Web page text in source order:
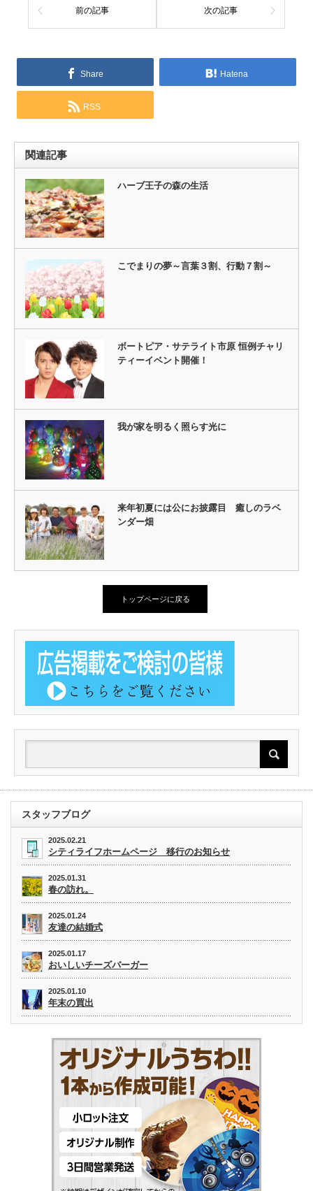
前の記事 次の記事
Share Hatena
RSS
関連記事
ハーブ王子の森の生活
こでまりの夢～言葉３割、行動７割～
ボートピア・サテライト市原 恒例チャリ
ティーイベント開催！
我が家を明るく照らす光に
来年初夏には公にお披露目 癒しのラベ
ンダー畑
トップページに戻る
スタッフブログ
2025.02.21
シティライフホームページ 移行のお知らせ
2025.01.31
春の訪れ。
2025.01.24
友達の結婚式
2025.01.17
おいしいチーズバーガー
2025.01.10
年末の買出